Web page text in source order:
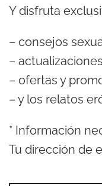
Y disfruta
– consejos
–
– ofertas y
– y los relatos
* Información
Tu dirección de